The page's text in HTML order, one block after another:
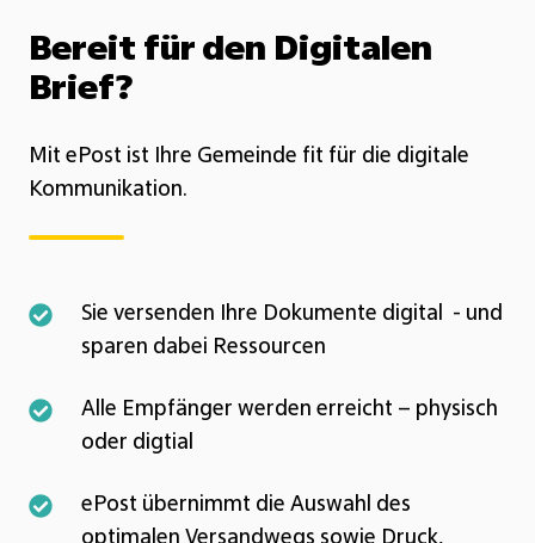
Bereit für den Digitalen
Brief?
Mit ePost ist Ihre Gemeinde fit für die digitale
Kommunikation.
Sie versenden Ihre Dokumente digital
- und
sparen dabei Ressourcen
Sie
versenden
Dokumente
digital
und
Alle Empfänger werden erreicht – physisch
oder digtial
Alle
Empfänger
erreichtePost übernimmt die Auswahl des
optimalen Versandwegs sowie Druck,
ePost
übernimmt